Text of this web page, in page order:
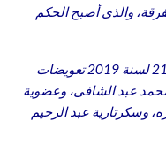
6 أيام فقط متفرقة، والذى أصبح الحكم
صدر الحكم فى الدعوى المقيدة برقم 219 لسنة 2019 تعويضات
عبد الشافى، وعضوية
وسكرتارية عبد الرحيم